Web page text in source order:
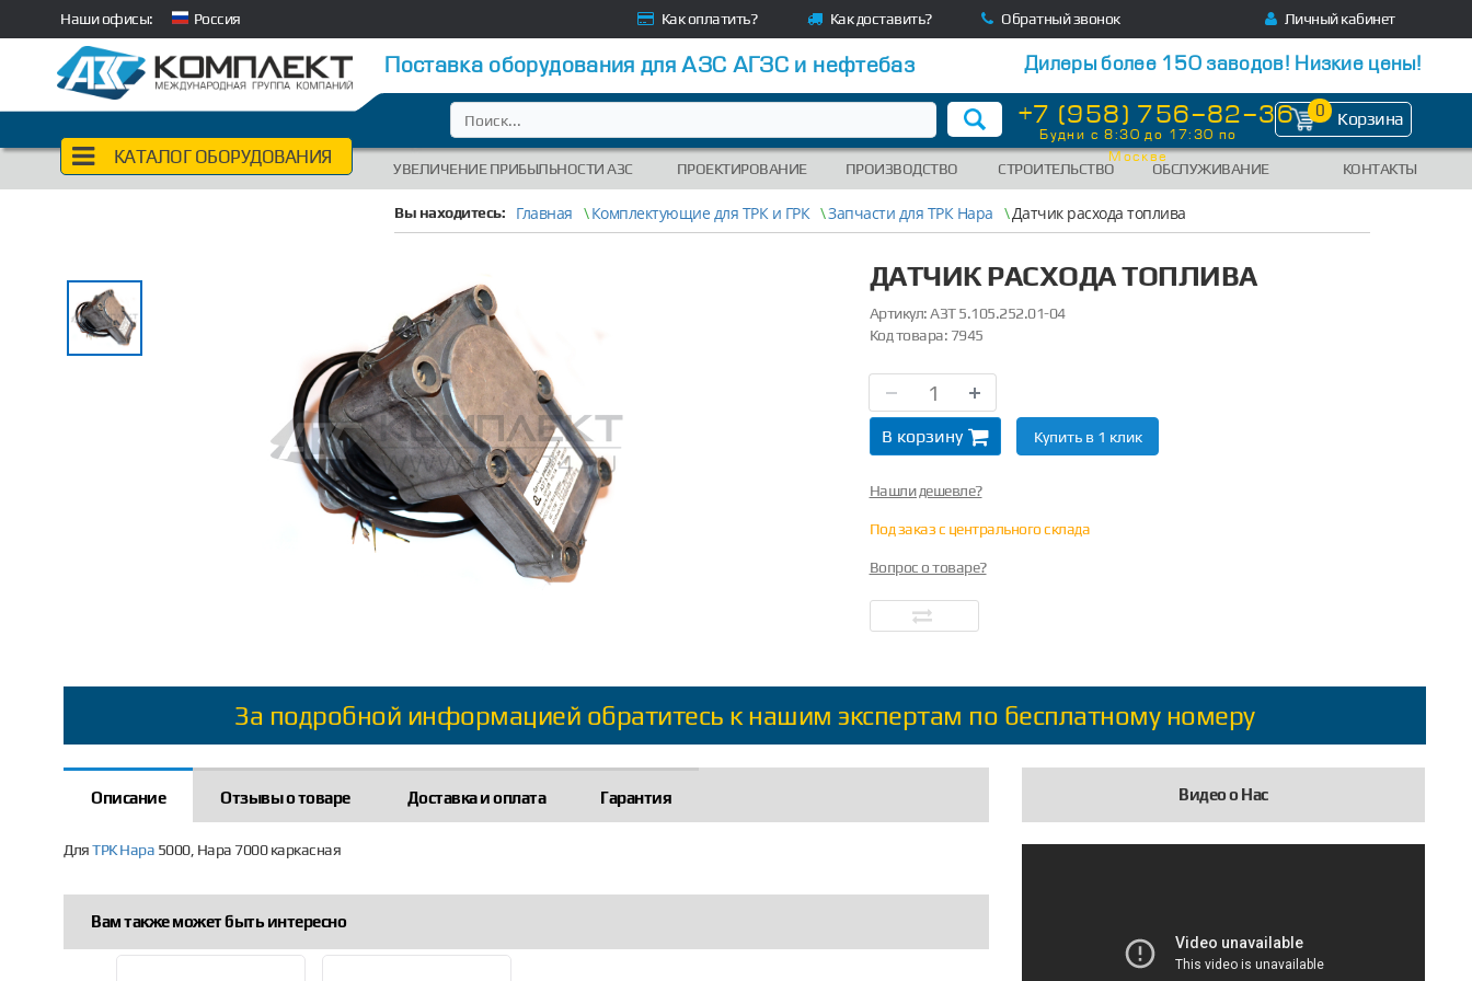
Наши офисы: Россия Как оплатить? Как доставить? Обратный звонок Личный кабинет
Поставка оборудования для АЗС АГЗС и нефтебаз Дилеры более 150 заводов! Низкие цены!
КАТАЛОГ ОБОРУДОВАНИЯ
+7 (958) 756-82-36
Будни с 8:30 до 17:30 по
Москве
0 Корзина
УВЕЛИЧЕНИЕ ПРИБЫЛЬНОСТИ АЗС ПРОЕКТИРОВАНИЕ ПРОИЗВОДСТВО СТРОИТЕЛЬСТВО ОБСЛУЖИВАНИЕ КОНТАКТЫ
Вы находитесь: Главная \Комплектующие для ТРК и ГРК \Запчасти для ТРК Нара \Датчик расхода топлива
ДАТЧИК РАСХОДА ТОПЛИВА
Артикул:АЗТ 5.105.252.01-04
Код товара: 7945
В корзину Купить в 1 клик
Нашли дешевле?
Под заказ с центрального склада
Вопрос о товаре?
За подробной информацией обратитесь к нашим экспертам по бесплатному номеру
Описание Отзывы о товаре Доставка и оплата Гарантия
ДляТРК Нара 5000, Нара 7000 каркасная
Вам также может быть интересно
Видео о Нас